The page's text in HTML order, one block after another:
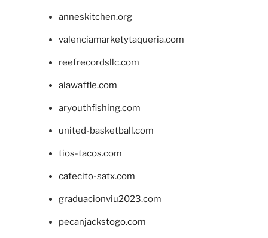
anneskitchen.org
valenciamarketytaqueria.com
reefrecordsllc.com
alawaffle.com
aryouthfishing.com
united-basketball.com
tios-tacos.com
cafecito-satx.com
graduacionviu2023.com
pecanjackstogo.com